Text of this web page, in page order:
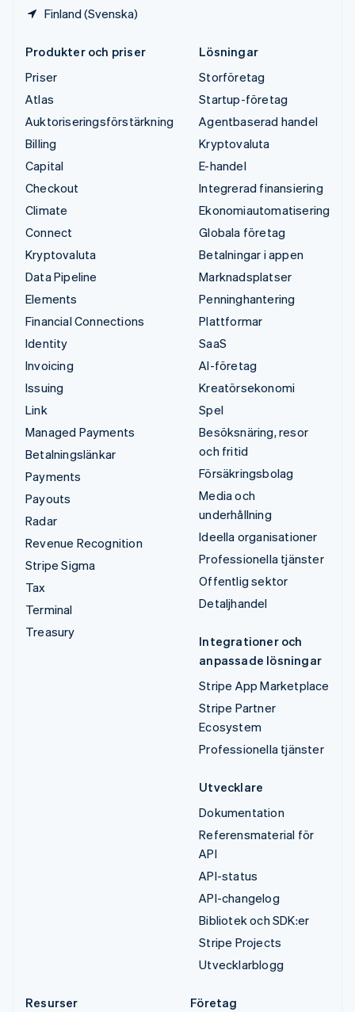
Finland (Svenska)
Produkter och priser
Priser
Atlas
Auktoriseringsförstärkning
Billing
Capital
Checkout
Climate
Connect
Kryptovaluta
Data Pipeline
Elements
Financial Connections
Identity
Invoicing
Issuing
Link
Managed Payments
Betalningslänkar
Payments
Payouts
Radar
Revenue Recognition
Stripe Sigma
Tax
Terminal
Treasury
Lösningar
Storföretag
Startup-företag
Agentbaserad handel
Kryptovaluta
E-handel
Integrerad finansiering
Ekonomiautomatisering
Globala företag
Betalningar i appen
Marknadsplatser
Penninghantering
Plattformar
SaaS
AI-företag
Kreatörsekonomi
Spel
Besöksnäring, resor
och fritid
Försäkringsbolag
Media och
underhållning
Ideella organisationer
Professionella tjänster
Offentlig sektor
Detaljhandel
Integrationer och
anpassade lösningar
Stripe App Marketplace
Stripe Partner
Ecosystem
Professionella tjänster
Utvecklare
Dokumentation
Referensmaterial för
API
API-status
API-changelog
Bibliotek och SDK:er
Stripe Projects
Utvecklarblogg
Resurser
Företag